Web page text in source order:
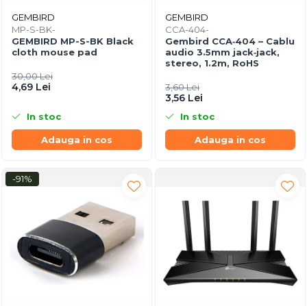
GEMBIRD
MP-S-BK-
GEMBIRD MP-S-BK Black
cloth mouse pad
30,00 Lei
4,69 Lei
In stoc
Adauga in cos
GEMBIRD
CCA-404-
Gembird CCA‑404 – Cablu
audio 3.5mm jack‑jack,
stereo, 1.2m, RoHS
3,60 Lei
3,56 Lei
In stoc
Adauga in cos
-91%